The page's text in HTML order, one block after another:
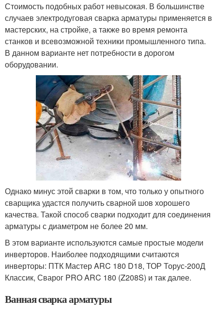
Стоимость подобных работ невысокая. В большинстве
случаев электродуговая сварка арматуры применяется в
мастерских, на стройке, а также во время ремонта
станков и всевозможной техники промышленного типа.
В данном варианте нет потребности в дорогом
оборудовании.
Однако минус этой сварки в том, что только у опытного
сварщика удастся получить сварной шов хорошего
качества. Такой способ сварки подходит для соединения
арматуры с диаметром не более 20 мм.
В этом варианте используются самые простые модели
инверторов. Наиболее подходящими считаются
инверторы: ПТК Мастер ARC 180 D18, ТОР Торус-200Д
Классик, Сварог PRO ARC 180 (Z208S) и так далее.
Ванная сварка арматуры